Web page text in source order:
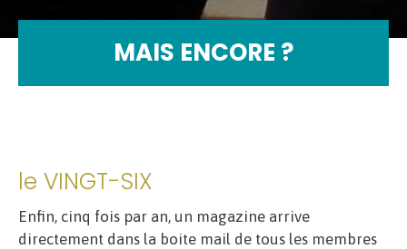
MAIS ENCORE ?
le VINGT-SIX
Enfin, cinq fois par an, un magazine arrive
directement dans la boite mail de tous les membres